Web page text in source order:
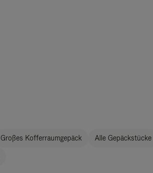
Großes Kofferraumgepäck Alle Gepäckstücke